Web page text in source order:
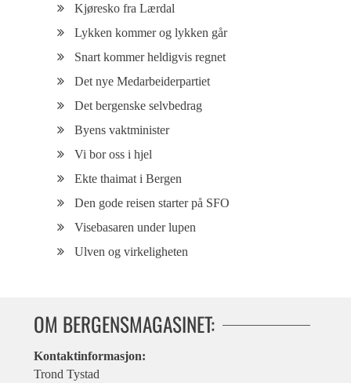
Kjøresko fra Lærdal
Lykken kommer og lykken går
Snart kommer heldigvis regnet
Det nye Medarbeiderpartiet
Det bergenske selvbedrag
Byens vaktminister
Vi bor oss i hjel
Ekte thaimat i Bergen
Den gode reisen starter på SFO
Visebasaren under lupen
Ulven og virkeligheten
OM BERGENSMAGASINET:
Kontaktinformasjon:
Trond Tystad